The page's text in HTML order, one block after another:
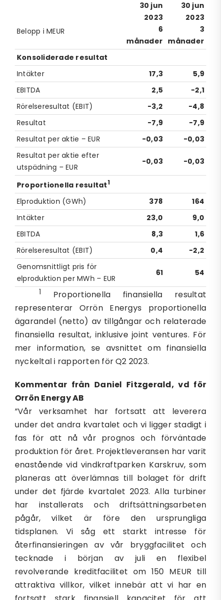
Belopp i MEUR
30 jun
2023
6
månader
30 jun
2023
3
månader
Konsoliderade resultat
Intäkter
17,3
5,9
EBITDA
2,5
-2,1
Rörelseresultat (EBIT)
-3,2
-4,8
Resultat
-7,9
-7,9
Resultat per aktie – EUR
-0,03
-0,03
Resultat per aktie efter
utspädning – EUR
-0,03 -0,03
Proportionella resultat1
Elproduktion (GWh) 378
164
Intäkter
23,0
9,0
EBITDA
8,3
1,6
Rörelseresultat (EBIT)
0,4
-2,2
Genomsnittligt pris för
elproduktion per MWh – EUR
61 54
1
Proportionella finansiella resultat
representerar Orrön Energys proportionella
ägarandel (netto) av tillgångar och relaterade
finansiella resultat, inklusive joint ventures. För
mer information, se avsnittet om finansiella
nyckeltal i rapporten för Q2 2023.
Kommentar från Daniel Fitzgerald, vd för
Orrön Energy AB
”Vår verksamhet har fortsatt att leverera
under det andra kvartalet och vi ligger stadigt i
fas för att nå vår prognos och förväntade
produktion för året. Projektleveransen har varit
enastående vid vindkraftparken Karskruv, som
planeras att överlämnas till bolaget för drift
under det fjärde kvartalet 2023. Alla turbiner
har installerats och driftsättningsarbeten
pågår, vilket är före den ursprungliga
tidsplanen. Vi såg ett starkt intresse för
återfinansieringen av vår bryggfacilitet och
tecknade i början av juli en flexibel
revolverande kreditfacilitet om 150 MEUR till
attraktiva villkor, vilket innebär att vi har en